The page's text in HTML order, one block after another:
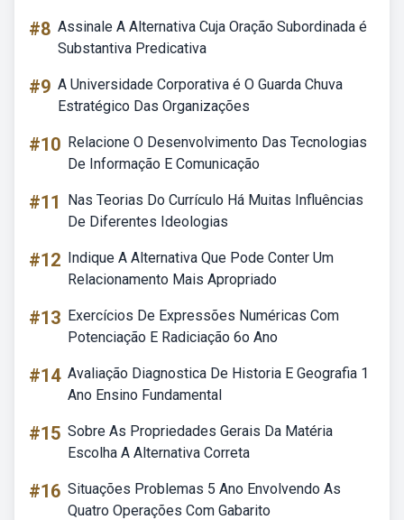
#8 Assinale A Alternativa Cuja Oração Subordinada é
Substantiva Predicativa
#9 A Universidade Corporativa é O Guarda Chuva
Estratégico Das Organizações
#10 Relacione O Desenvolvimento Das Tecnologias
De Informação E Comunicação
#11
Nas Teorias Do Currículo Há Muitas Influências
De Diferentes Ideologias
#12 Indique A Alternativa Que Pode Conter Um
Relacionamento Mais Apropriado
#13 Exercícios De Expressões Numéricas Com
Potenciação E Radiciação 6o Ano
#14 Avaliação Diagnostica De Historia E Geografia 1
Ano Ensino Fundamental
#15 Sobre As Propriedades Gerais Da Matéria
Escolha A Alternativa Correta
#16 Situações Problemas 5 Ano Envolvendo As
Quatro Operações Com Gabarito